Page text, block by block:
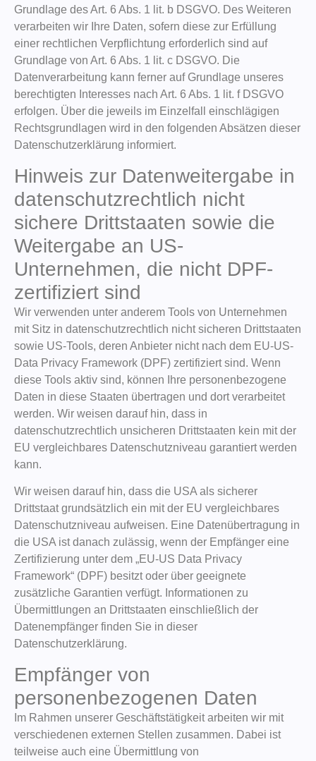
Grundlage des Art. 6 Abs. 1 lit. b DSGVO. Des Weiteren
verarbeiten wir Ihre Daten, sofern diese zur Erfüllung
einer rechtlichen Verpflichtung erforderlich sind auf
Grundlage von Art. 6 Abs. 1 lit. c DSGVO. Die
Datenverarbeitung kann ferner auf Grundlage unseres
berechtigten Interesses nach Art. 6 Abs. 1 lit. f DSGVO
erfolgen. Über die jeweils im Einzelfall einschlägigen
Rechtsgrundlagen wird in den folgenden Absätzen dieser
Datenschutzerklärung informiert.
Hinweis zur Datenweitergabe in
datenschutzrechtlich nicht
sichere Drittstaaten sowie die
Weitergabe an US-
Unternehmen, die nicht DPF-
zertifiziert sind
Wir verwenden unter anderem Tools von Unternehmen
mit Sitz in datenschutzrechtlich nicht sicheren Drittstaaten
sowie US-Tools, deren Anbieter nicht nach dem EU-US-
Data Privacy Framework (DPF) zertifiziert sind. Wenn
diese Tools aktiv sind, können Ihre personenbezogene
Daten in diese Staaten übertragen und dort verarbeitet
werden. Wir weisen darauf hin, dass in
datenschutzrechtlich unsicheren Drittstaaten kein mit der
EU vergleichbares Datenschutzniveau garantiert werden
kann.
Wir weisen darauf hin, dass die USA als sicherer
Drittstaat grundsätzlich ein mit der EU vergleichbares
Datenschutzniveau aufweisen. Eine Datenübertragung in
die USA ist danach zulässig, wenn der Empfänger eine
Zertifizierung unter dem „EU-US Data Privacy
Framework“ (DPF) besitzt oder über geeignete
zusätzliche Garantien verfügt. Informationen zu
Übermittlungen an Drittstaaten einschließlich der
Datenempfänger finden Sie in dieser
Datenschutzerklärung.
Empfänger von
personenbezogenen Daten
Im Rahmen unserer Geschäftstätigkeit arbeiten wir mit
verschiedenen externen Stellen zusammen. Dabei ist
teilweise auch eine Übermittlung von